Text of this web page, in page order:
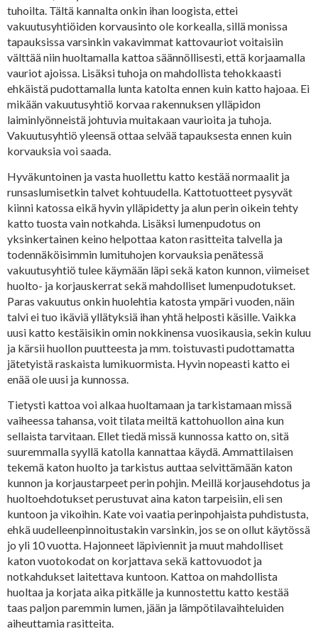
tuhoilta. Tältä kannalta onkin ihan loogista, ettei
vakuutusyhtiöiden korvausinto ole korkealla, sillä monissa
tapauksissa varsinkin vakavimmat kattovauriot voitaisiin
välttää niin huoltamalla kattoa säännöllisesti, että korjaamalla
vauriot ajoissa. Lisäksi tuhoja on mahdollista tehokkaasti
ehkäistä pudottamalla lunta katolta ennen kuin katto hajoaa. Ei
mikään vakuutusyhtiö korvaa rakennuksen ylläpidon
laiminlyönneistä johtuvia muitakaan vaurioita ja tuhoja.
Vakuutusyhtiö yleensä ottaa selvää tapauksesta ennen kuin
korvauksia voi saada.
Hyväkuntoinen ja vasta huollettu katto kestää normaalit ja
runsaslumisetkin talvet kohtuudella. Kattotuotteet pysyvät
kiinni katossa eikä hyvin ylläpidetty ja alun perin oikein tehty
katto tuosta vain notkahda. Lisäksi lumenpudotus on
yksinkertainen keino helpottaa katon rasitteita talvella ja
todennäköisimmin lumituhojen korvauksia penätessä
vakuutusyhtiö tulee käymään läpi sekä katon kunnon, viimeiset
huolto- ja korjauskerrat sekä mahdolliset lumenpudotukset.
Paras vakuutus onkin huolehtia katosta ympäri vuoden, näin
talvi ei tuo ikäviä yllätyksiä ihan yhtä helposti käsille. Vaikka
uusi katto kestäisikin omin nokkinensa vuosikausia, sekin kuluu
ja kärsii huollon puutteesta ja mm. toistuvasti pudottamatta
jätetyistä raskaista lumikuormista. Hyvin nopeasti katto ei
enää ole uusi ja kunnossa.
Tietysti kattoa voi alkaa huoltamaan ja tarkistamaan missä
vaiheessa tahansa, voit tilata meiltä kattohuollon aina kun
sellaista tarvitaan. Ellet tiedä missä kunnossa katto on, sitä
suuremmalla syyllä katolla kannattaa käydä. Ammattilaisen
tekemä katon huolto ja tarkistus auttaa selvittämään katon
kunnon ja korjaustarpeet perin pohjin. Meillä korjausehdotus ja
huoltoehdotukset perustuvat aina katon tarpeisiin, eli sen
kuntoon ja vikoihin. Kate voi vaatia perinpohjaista puhdistusta,
ehkä uudelleenpinnoitustakin varsinkin, jos se on ollut käytössä
jo yli 10 vuotta. Hajonneet läpiviennit ja muut mahdolliset
katon vuotokodat on korjattava sekä kattovuodot ja
notkahdukset laitettava kuntoon. Kattoa on mahdollista
huoltaa ja korjata aika pitkälle ja kunnostettu katto kestää
taas paljon paremmin lumen, jään ja lämpötilavaihteluiden
aiheuttamia rasitteita.